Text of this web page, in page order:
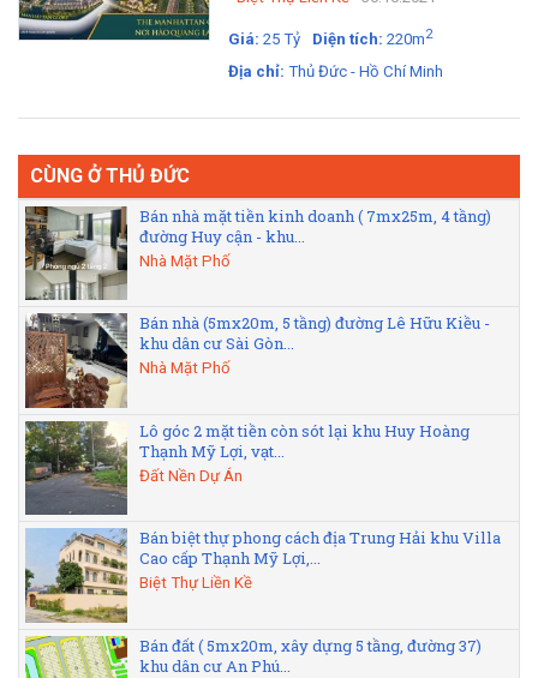
Giá: 25 Tỷ Diện tích: 220m2
Địa chỉ: Thủ Đức - Hồ Chí Minh
CÙNG Ở THỦ ĐỨC
Bán nhà mặt tiền kinh doanh ( 7mx25m, 4 tầng)
đường Huy cận - khu...
Nhà Mặt Phố
Bán nhà (5mx20m, 5 tầng) đường Lê Hữu Kiều -
khu dân cư Sài Gòn...
Nhà Mặt Phố
Lô góc 2 mặt tiền còn sót lại khu Huy Hoàng
Thạnh Mỹ Lợi, vạt...
Đất Nền Dự Án
Bán biệt thự phong cách địa Trung Hải khu Villa
Cao cấp Thạnh Mỹ Lợi,...
Biệt Thự Liền Kề
Bán đất ( 5mx20m, xây dựng 5 tầng, đường 37)
khu dân cư An Phú...